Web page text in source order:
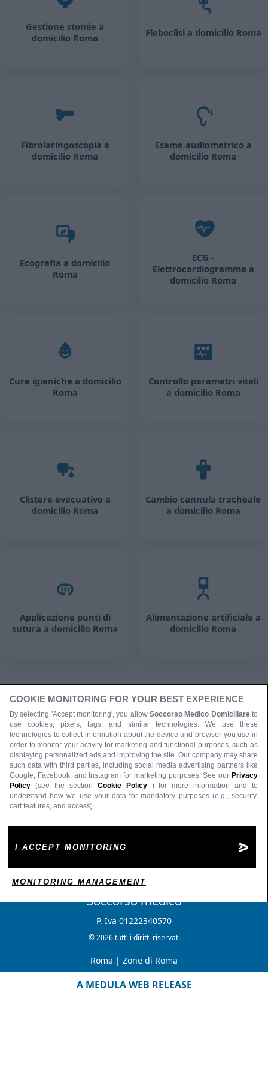
Gestione stomie a
domicilio Roma
Fleboclisi a domicilio Roma
Fibrolaringoscopia a
domicilio Roma
Esame audiometrico a
domicilio Roma
Ecografia a domicilio
Roma
ECG -
Elettrocardiogramma a
domicilio Roma
Cure igieniche a domicilio
Roma
Controllo parametri vitali
a domicilio Roma
Clistere evacuativo a
domicilio Roma
Cambio cannula tracheale
a domicilio Roma
Applicazione punti di
sutura a domicilio Roma
Alimentazione artificiale a
domicilio Roma
Soccorso medico
P. Iva 01222340570
© 2026 tutti i diritti riservati
Roma | Zone di Roma
A MEDULA WEB RELEASE
COOKIE MONITORING FOR YOUR BEST EXPERIENCE
By selecting 'Accept monitoring', you allow Soccorso Medico Domiciliare to
use cookies, pixels, tags, and similar technologies. We use these
technologies to collect information about the device and browser you use in
order to monitor your activity for marketing and functional purposes, such as
displaying personalized ads and improving the site. Our company may share
such data with third parties, including social media advertising partners like
Google, Facebook, and Instagram for marketing purposes. See our Privacy
Policy (see the section Cookie Policy
) for more information and to
understand how we use your data for mandatory purposes (e.g., security,
cart features, and access).
I ACCEPT MONITORING
MONITORING MANAGEMENT